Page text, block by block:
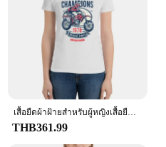
for wholesale or
Durability**
this Classic
to provide
The breathable
cool and dry, making it
เสื้อยืดผ้าฝ้ายสำหรับผู้หญิงเสื้อยืดพิมพ์ลายแชมเปี้ยนมอเตอร์ไซด์ย้อนยุค Motocross เสื้อยืดท็อปแบบตัวสั้น
THB361.99